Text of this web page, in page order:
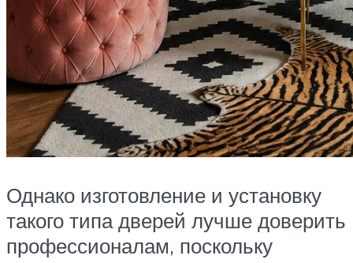
Однако изготовление и установку
такого типа дверей лучше доверить
профессионалам, поскольку